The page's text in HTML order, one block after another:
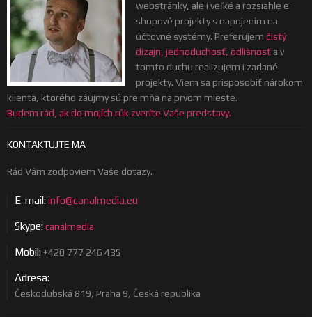
webstránky, ale i veľké a rozsiahle e-
shopové projekty s napojením na
účtovné systémy. Preferujem čistý
dizajn, jednoduchosť, odlišnosť a v
tomto duchu realizujem i zadané
projekty. Viem sa prisposobiť nárokom
klienta, ktorého záujmy sú pre mňa na prvom mieste.
Budem rád, ak do mojích rúk zveríte Vaše predstavy.
KONTAKTUJTE MA
Rád Vám zodpoviem Vaše dotazy.
E-mail:info@canalmedia.eu
Skype:canalmedia
Mobil:+420 777 246 435
Adresa:
Českodubská 819, Praha 9, Česká republika